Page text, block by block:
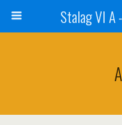
Stalag VI